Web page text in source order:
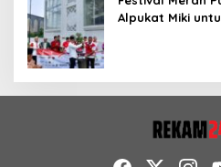
Alpukat Miki